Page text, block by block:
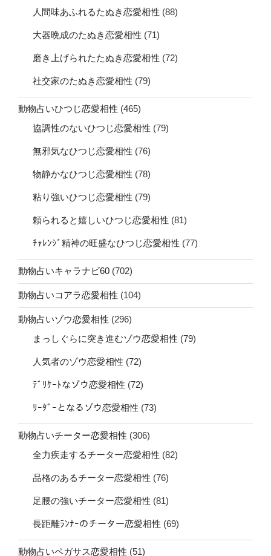
人間味あふれるたぬき恋愛相性 (88)
大器晩成のたぬき恋愛相性 (71)
磨き上げられたたぬき恋愛相性 (72)
社交家のたぬき恋愛相性 (79)
動物占いひつじ恋愛相性 (465)
協調性のないひつじ恋愛相性 (79)
無邪気なひつじ恋愛相性 (76)
物静かなひつじ恋愛相性 (78)
粘り強いひつじ恋愛相性 (79)
頼られると嬉しいひつじ恋愛相性 (81)
ﾁｬﾚﾝｼﾞ精神の旺盛なひつじ恋愛相性 (77)
動物占いキャラナビ60 (702)
動物占いコアラ恋愛相性 (104)
動物占いゾウ恋愛相性 (296)
まっしぐらに突き進むゾウ恋愛相性 (79)
人気者のゾウ恋愛相性 (72)
ﾃﾞﾘｹｰﾄなゾウ恋愛相性 (72)
ﾘｰﾀﾞｰとなるゾウ恋愛相性 (73)
動物占いチーター恋愛相性 (306)
全力疾走するチーター恋愛相性 (82)
品格のあるチーター恋愛相性 (76)
足腰の強いチーター恋愛相性 (81)
長距離ﾗﾝﾅｰのチーター恋愛相性 (69)
動物占いペガサス恋愛相性 (51)